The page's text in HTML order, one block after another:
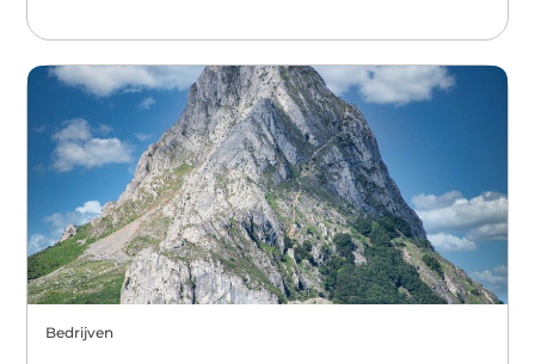
Bedrijven